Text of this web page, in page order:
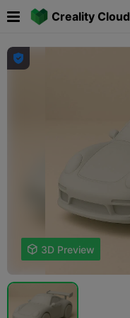
Creality Cloud

 3D Preview